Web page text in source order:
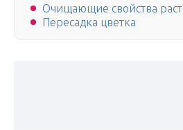
Очищающие свойства
Пересадка цветка